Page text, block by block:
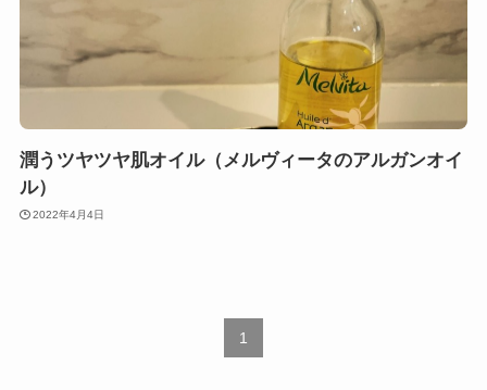
潤うツヤツヤ肌オイル（メルヴィータのアルガンオイ
ル）
2022年4月4日
1